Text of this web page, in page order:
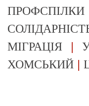
ПРОФСПІЛКИ
МІГРАЦІЯ |
ХОМСЬКИЙ |